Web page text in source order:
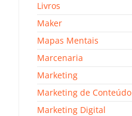
Livros
Maker
Mapas Mentais
Marcenaria
Marketing
Marketing de Conteúdo
Marketing Digital